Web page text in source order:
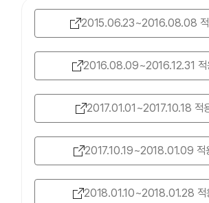
2015.06.23~2016.08.08 적
2016.08.09~2016.12.31 적
2017.01.01~2017.10.18 적
2017.10.19~2018.01.09 적
2018.01.10~2018.01.28 적